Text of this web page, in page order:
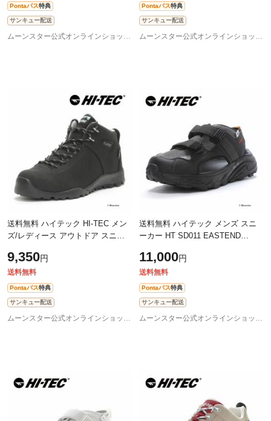
Pontaパス特典
サンキュー配送
ムーンスター公式オンラインショップ au PAY マーケット店
Pontaパス特典
サンキュー配送
ムーンスター公式オンラインショップ au PAY マーケット店
送料無料 ハイテック HI-TEC メン
ズ/レディース アウトドア スニー
WP アオラギ クラシック ブラック/
ブラ
9,350円
送料無料
Pontaパス特典
サンキュー配送
ムーンスター公式オンラインショップ au PAY マーケット店
送料無料 ハイテック メンズ スニ
ーカー HT SD011 EASTEND
ンダル シューズ 靴 水遊び 川 海 夏
アウトドア
11,000円
送料無料
Pontaパス特典
サンキュー配送
ムーンスター公式オンラインショップ au PAY マーケット店